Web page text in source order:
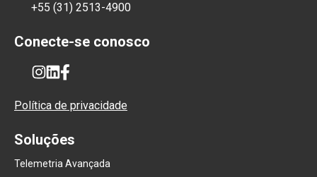
+55 (31) 2513-4900
Conecte-se conosco
Política de privacidade
Soluções
Telemetria Avançada